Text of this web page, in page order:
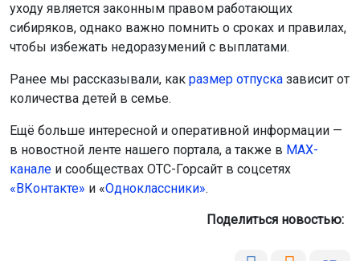
уходу является законным правом работающих
сибиряков, однако важно помнить о сроках и правилах,
чтобы избежать недоразумений с выплатами.
Ранее мы рассказывали, как размер отпуска зависит от
количества детей в семье.
Ещё больше интересной и оперативной информации —
в новостной ленте нашего портала, а также в МАХ-
канале и сообществах ОТС-Горсайт в соцсетях
«ВКонтакте» и «Одноклассники».
Поделиться новостью: